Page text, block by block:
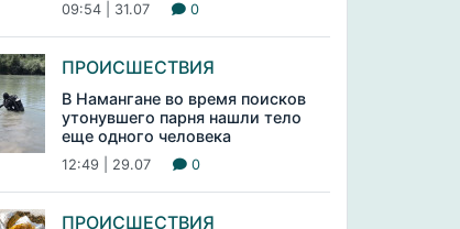
09:54 | 31.07 0
ПРОИСШЕСТВИЯ
В Намангане во время поисков
утонувшего парня нашли тело
еще одного человека
12:49 | 29.07 0
ПРОИСШЕСТВИЯ